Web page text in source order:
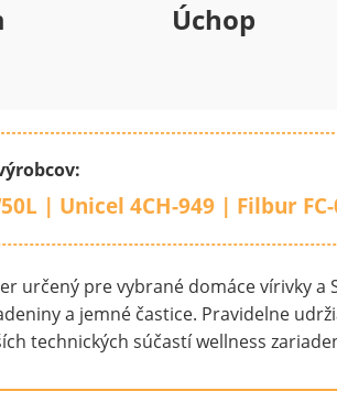
Úchop
| Unicel 4CH-949 | Filbur
určený pre vybrané domáce vírivky a
a jemné častice. Pravidelne
technických súčastí wellness